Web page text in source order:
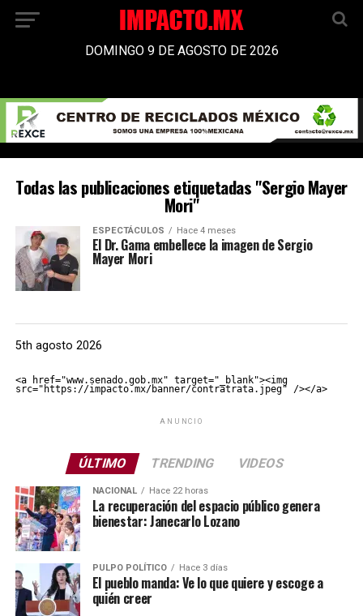
DOMINGO 9 DE AGOSTO DE 2026
Todas las publicaciones etiquetadas "Sergio Mayer
Mori"
ESPECTÁCULOS Hace 4 meses
El Dr. Gama embellece la imagen de Sergio
Mayer Mori
5th agosto 2026
<a href="www.senado.gob.mx" target="_blank"><img
src="https://impacto.mx/banner/contratrata.jpeg" /></a>
ANUNCIO
ÚLTIMO TRENDING VIDEOS
NACIONAL Hace 22 horas
La recuperación del espacio público genera
bienestar: Janecarlo Lozano
PULPO POLÍTICO Hace 3 días
El pueblo manda: Ve lo que quiere y escoge a
quién creer